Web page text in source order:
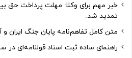
تمدید شد.
متن کامل تفاهم‌نامه پایان جنگ ایران
راهنمای ساده ثبت اسناد قولنامه‌ای در